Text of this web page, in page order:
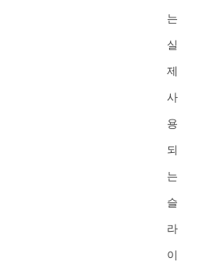
는
실
제
사
용
되
는
슬
라
이